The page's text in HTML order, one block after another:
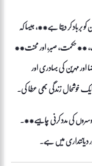
برباد کر دیتا ہے**، جیسا کہ
**حکمت، صبر، اور محنت**
مہرین کی بہادری اور
خوشحال زندگی بھی عطا کی۔
کی مدد کرنی چاہیے**۔
دیانتداری میں ہے۔